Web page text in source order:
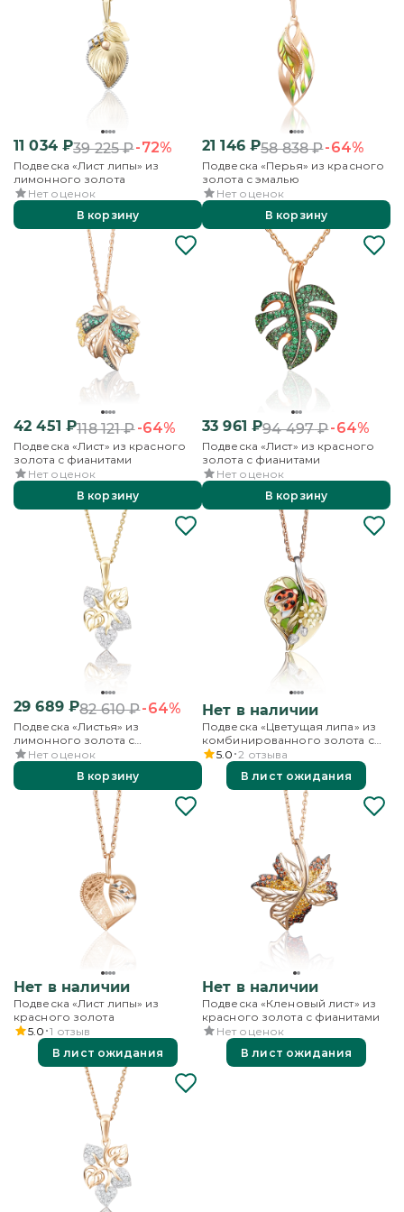
11 034₽39 225₽-72%
Подвеска «Лист липы» из
лимонного золота
Нет оценок
В корзину
21 146₽58 838₽-64%
Подвеска «Перья» из красного
золота с эмалью
Нет оценок
В корзину
42 451 ₽118 121₽-64%
Подвеска «Лист» из красного
золота с фианитами
Нет оценок
В корзину
33 961 ₽94 497₽-64%
Подвеска «Лист» из красного
золота с фианитами
Нет оценок
В корзину
29 689₽82 610₽-64%
Подвеска «Листья» из
лимонного золота с
фианитами
Нет оценок
В корзину
Нет в наличии
Подвеска «Цветущая липа» из
комбинированного золота с
эмалью
5.0 2 отзыва
В лист ожидания
Нет в наличии
Подвеска «Лист липы» из
красного золота
5.0 1 отзыв
В лист ожидания
Нет в наличии
Подвеска «Кленовый лист» из
красного золота с фианитами
Нет оценок
В лист ожидания